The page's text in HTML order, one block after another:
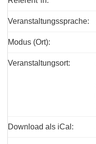
Veranstaltungssprache:
Modus (Ort):
Veranstaltungsort:
Download als iCal: